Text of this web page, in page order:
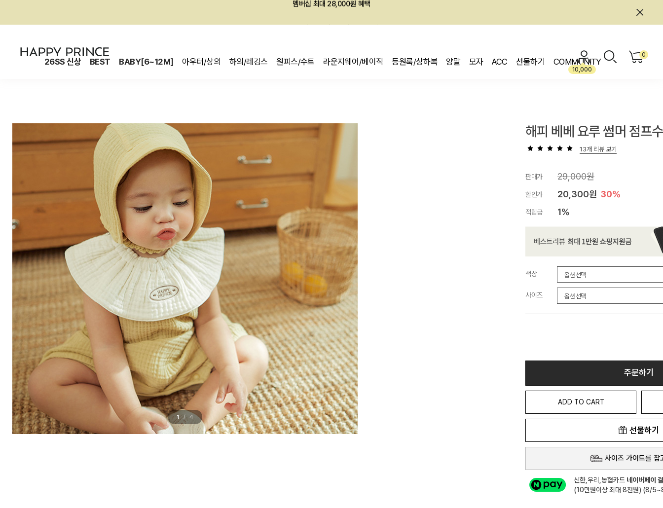
26SS 신상 BEST BABY[6~12M] 아우터/상의 하의/레깅스 원피스/수트 라운지웨어/베이직 등원룩/상하복 양말 모자 ACC 선물하기 COMMUNITY
10,000
0
1 / 4
해피 베베 요루 썸머 점프
13개 리뷰 보기
판매가 29,000원
할인가 20,300원 30%
적립금 1%
색상
사이즈
주문하기
ADD TO CART
선물하기
사이즈 가이드를 참
신한,우리,농협카드 네이버페이
(10만원이상 최대 8천원) (8/